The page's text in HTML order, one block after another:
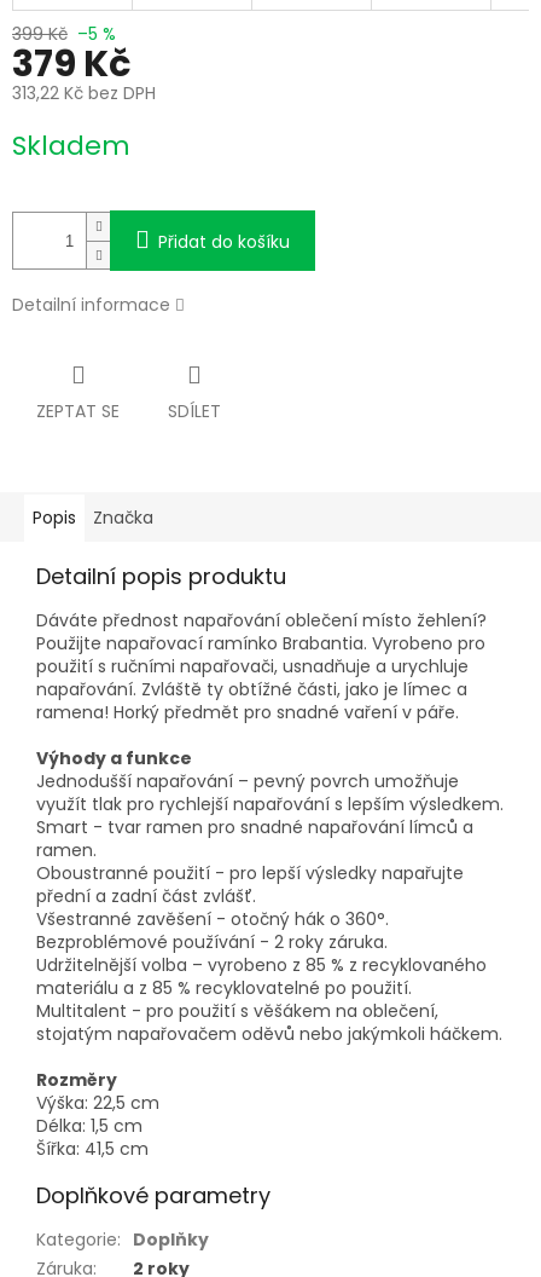
399 Kč –5 %
379 Kč
313,22 Kč bez DPH
cena:
Skladem
Přidat do košíku
Detailní informace
ZEPTAT SE SDÍLET
Popis Značka
Detailní popis produktu
Dáváte přednost napařování oblečení místo žehlení?
Použijte napařovací ramínko Brabantia. Vyrobeno pro
použití s ručními napařovači, usnadňuje a urychluje
napařování. Zvláště ty obtížné části, jako je límec a
ramena! Horký předmět pro snadné vaření v páře.
Výhody a funkce
Jednodušší napařování – pevný povrch umožňuje
využít tlak pro rychlejší napařování s lepším výsledkem.
Smart - tvar ramen pro snadné napařování límců a
ramen.
Oboustranné použití - pro lepší výsledky napařujte
přední a zadní část zvlášť.
Všestranné zavěšení - otočný hák o 360°.
Bezproblémové používání - 2 roky záruka.
Udržitelnější volba – vyrobeno z 85 % z recyklovaného
materiálu a z 85 % recyklovatelné po použití.
Multitalent - pro použití s věšákem na oblečení,
stojatým napařovačem oděvů nebo jakýmkoli háčkem.
Rozměry
Výška: 22,5 cm
Délka: 1,5 cm
Šířka: 41,5 cm
Doplňkové parametry
Kategorie: Doplňky
Záruka: 2 roky